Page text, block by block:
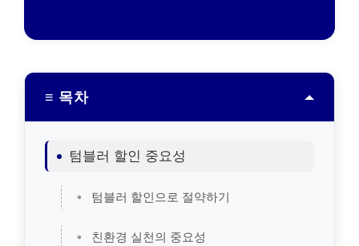
≡ 목차
텀블러 할인 중요성
텀블러 할인으로 절약하기
친환경 실천의 중요성